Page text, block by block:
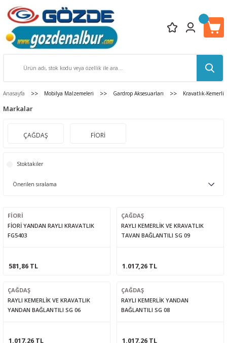
Anasayfa Mobilya Malzemeleri Gardrop Aksesuarları Kravatlık-
Markalar
ÇAĞDAŞ FİORİ
Stoktakiler
FİORİ
FİORİ YANDAN RAYLI KRAVATLIK
FG5403
581,86 TL
ÇAĞDAŞ
RAYLI KEMERLİK VE KRAVATLIK
TAVAN BAĞLANTILI SG 09
1.017,26 TL
ÇAĞDAŞ
RAYLI KEMERLİK VE KRAVATLIK
YANDAN BAĞLANTILI SG 06
1.017,26 TL
ÇAĞDAŞ
RAYLI KEMERLİK YANDAN
BAĞLANTILI SG 08
1.017,26 TL